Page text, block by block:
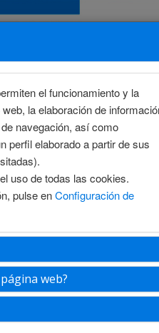
el funcionamiento y la
la elaboración de
navegación, así como
perfil elaborado a partir de sus
uso de todas las cookies.
pulse enConfiguración de
web?
ALOJAMIENTO